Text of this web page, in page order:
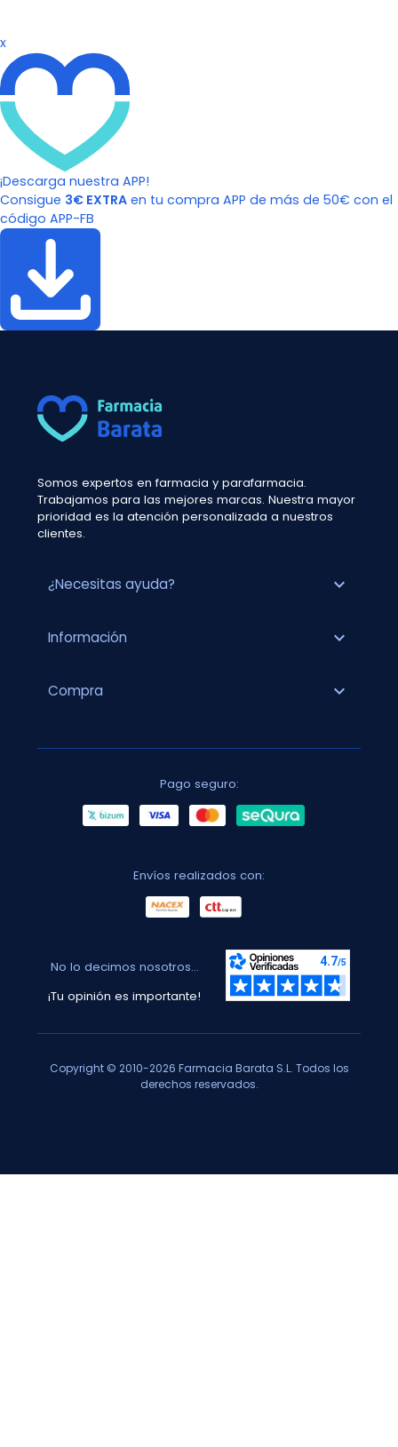
x
¡Descarga nuestra APP!
Consigue 3€ EXTRA en tu compra APP de más de 50€ con el
código APP-FB
Somos expertos en farmacia y parafarmacia.
Trabajamos para las mejores marcas. Nuestra mayor
prioridad es la atención personalizada a nuestros
clientes.
¿Necesitas ayuda? expand_more
Información expand_more
Compra expand_more
Pago seguro:
Envíos realizados con:
No lo decimos nosotros...
¡Tu opinión es importante!
Copyright © 2010-2026 Farmacia Barata S.L. Todos los
derechos reservados.